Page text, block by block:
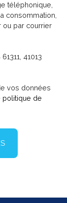
téléphonique,
consommation,
ou par courrier
41013
vos données
politique de